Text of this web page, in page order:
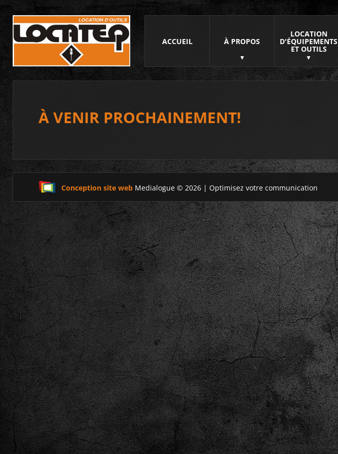
ACCUEIL À PROPOS
LOCATION
D'ÉQUIPEMENTS
ET OUTILS
À VENIR PROCHAINEMENT!
Conception site web Medialogue © 2026 | Optimisez votre communication